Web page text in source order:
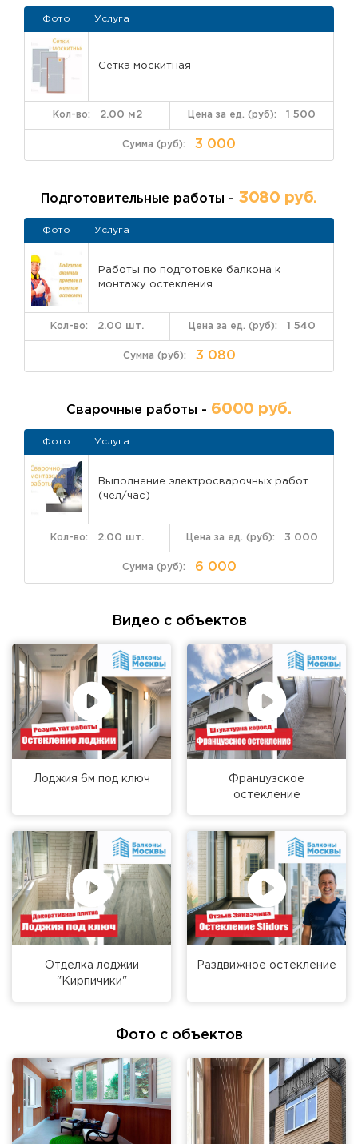
Фото Услуга
Сетка москитная
1 500
2.00 м2
3 000
Подготовительные работы - 3080 руб.
Фото Услуга
Работы по подготовке балкона к
монтажу остекления
1 540
2.00 шт.
3 080
Сварочные работы - 6000 руб.
Фото Услуга
Выполнение электросварочных работ
(чел/час)
3 000
2.00 шт.
6 000
Видео с объектов
Лоджия 6м под ключ
Французское
остекление
Отделка лоджии
"Кирпичики"
Раздвижное остекление
Фото с объектов